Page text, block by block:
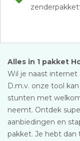
Alles in 1 pakket
Wil je naast internet
D.m.v. onze tool
stunten met
neemt. Ontdek
aanbiedingen en
pakket. Je hebt dan